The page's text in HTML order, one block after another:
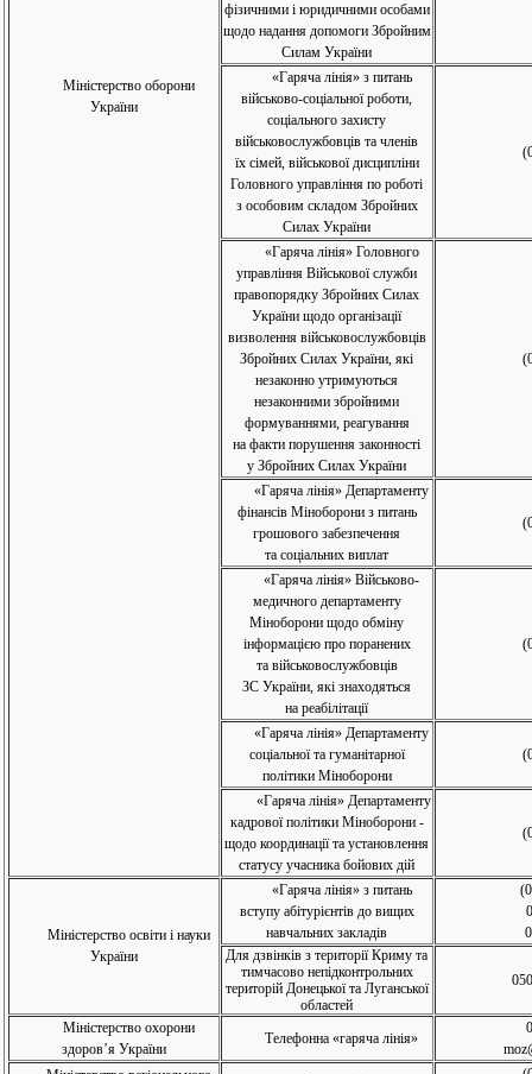
Міністерство оборони
України
фізичними і юридичними особами
щодо надання допомоги Збройним
Силам України
«Гаряча лінія» з питань
військово-соціальної роботи,
соціального захисту
військовослужбовців та членів
їх сімей, військової дисципліни
Головного управління по роботі
з особовим складом Збройних
Силах України
«Гаряча лінія» Головного
управління Військової служби
правопорядку Збройних Силах
України щодо організації
визволення військовослужбовців
Збройних Силах України, які
незаконно утримуються
незаконними збройними
формуваннями, реагування
на факти порушення законності
у Збройних Силах України
«Гаряча лінія» Департаменту
фінансів Міноборони з питань
грошового забезпечення
та соціальних виплат
«Гаряча лінія» Військово-
медичного департаменту
Міноборони щодо обміну
інформацією про поранених
та військовослужбовців
ЗС України, які знаходяться
на реабілітації
«Гаряча лінія» Департаменту
соціальної та гуманітарної
політики Міноборони
«Гаряча лінія» Департаменту
кадрової політики Міноборони -
щодо координації та установлення
статусу учасника бойових дій
Міністерство освіти і науки
України
«Гаряча лінія» з питань
вступу абітурієнтів до вищих
навчальних закладів
Для дзвінків з території Криму та
тимчасово непідконтрольних
територій Донецької та Луганської
областей
Міністерство охорони
здоров’я України
Телефонна «гаряча лінія»